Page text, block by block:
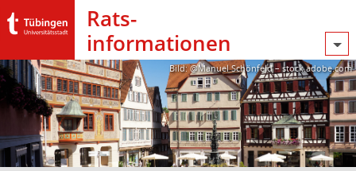
Rats­
informationen
Bild: @Manuel Schönfeld – stock.adobe.com